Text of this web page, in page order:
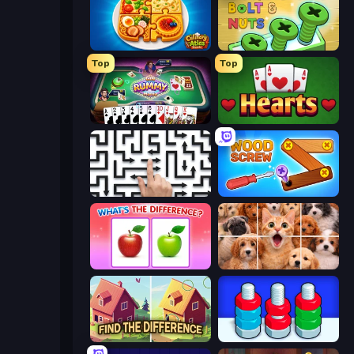
Culinary Atlas Screw Out: Bolts and Nuts
Top
Gin Rummy Mania
Top
Hearts: Classic
Arrow Escape: Puzzle Wood Screw: Bolts Puzzle
What's The Difference? Jigpic Solitaire
Find The Difference